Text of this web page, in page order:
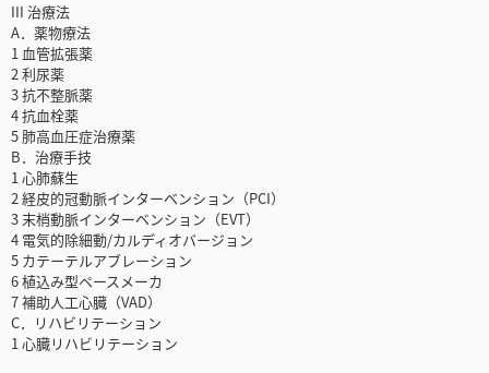
III 治療法
A．薬物療法
1 血管拡張薬
2 利尿薬
3 抗不整脈薬
4 抗血栓薬
5 肺高血圧症治療薬
B．治療手技
1 心肺蘇生
2 経皮的冠動脈インターベンション（PCI）
3 末梢動脈インターベンション（EVT）
4 電気的除細動/カルディオバージョン
5 カテーテルアブレーション
6 植込み型ペースメーカ
7 補助人工心臓（VAD）
C．リハビリテーション
1 心臓リハビリテーション